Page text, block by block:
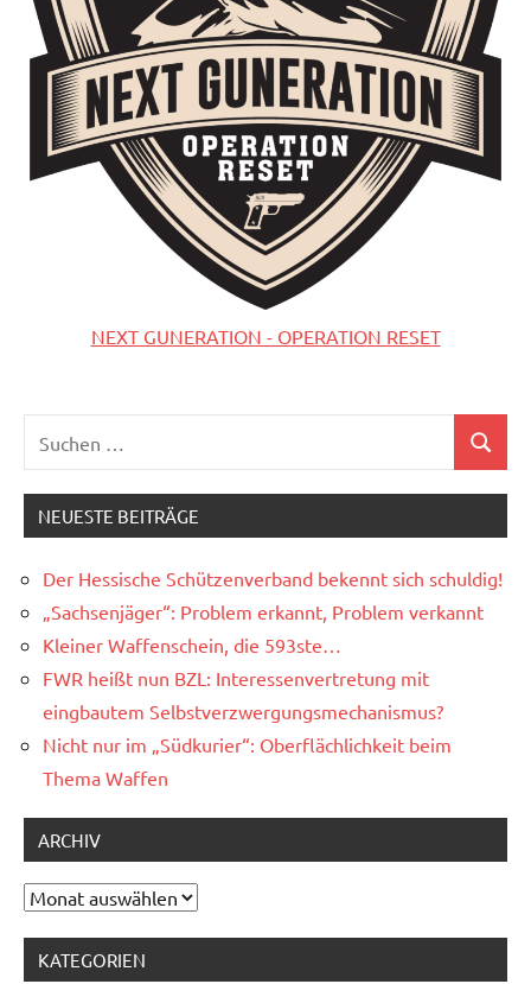
NEXT GUNERATION - OPERATION RESET
nach:
Suchen
NEUESTE BEITRÄGE
Der Hessische Schützenverband bekennt sich schuldig!
„Sachsenjäger“: Problem erkannt, Problem verkannt
Kleiner Waffenschein, die 593ste…
FWR heißt nun BZL: Interessenvertretung mit
eingbautem Selbstverzwergungsmechanismus?
Nicht nur im „Südkurier“: Oberflächlichkeit beim
Thema Waffen
ARCHIV
Archiv
KATEGORIEN